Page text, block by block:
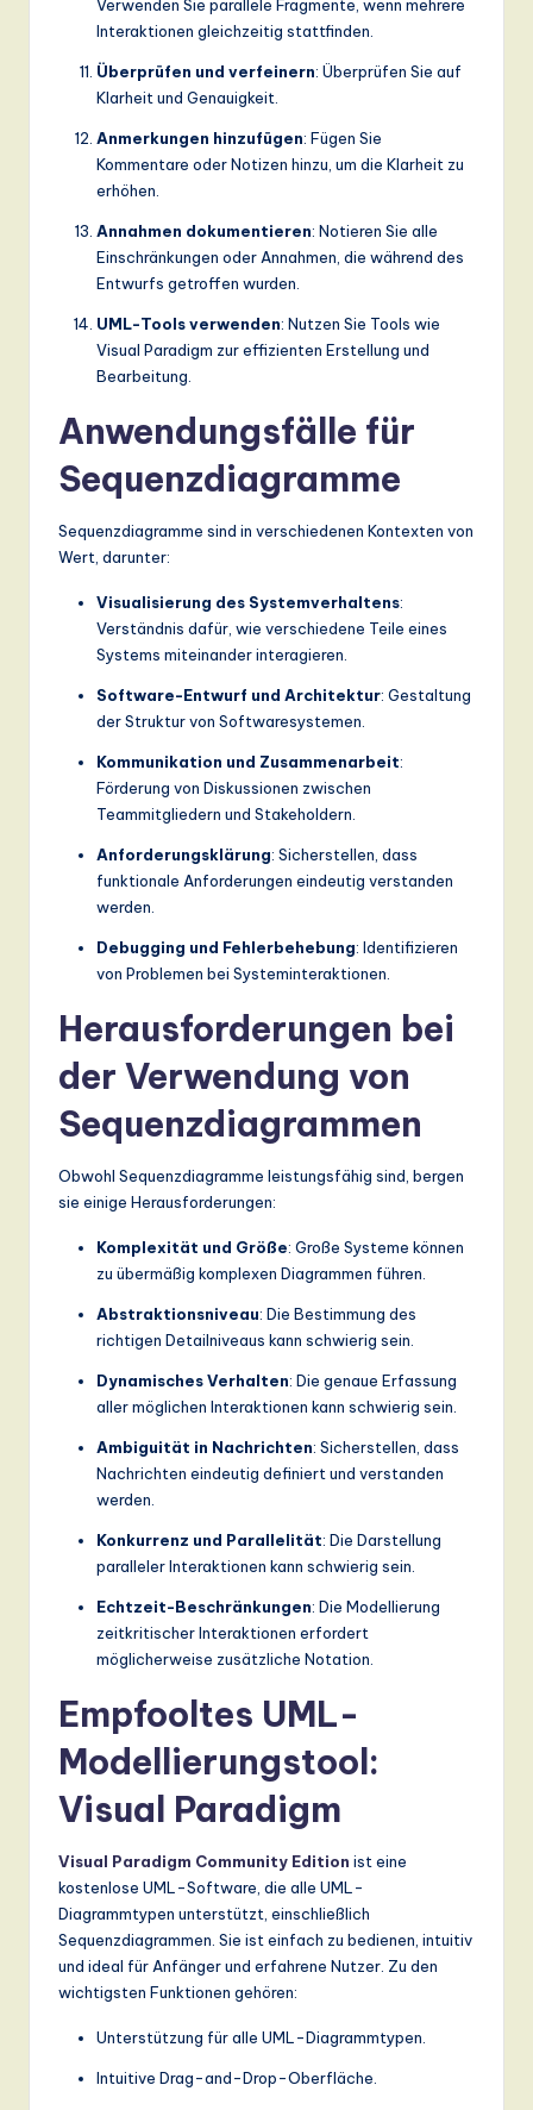
Verwenden Sie parallele Fragmente, wenn mehrere
Interaktionen gleichzeitig stattfinden.
Überprüfen und verfeinern: Überprüfen Sie auf
Klarheit und Genauigkeit.
Anmerkungen hinzufügen: Fügen Sie
Kommentare oder Notizen hinzu, um die Klarheit zu
erhöhen.
Annahmen dokumentieren: Notieren Sie alle
Einschränkungen oder Annahmen, die während des
Entwurfs getroffen wurden.
UML-Tools verwenden: Nutzen Sie Tools wie
Visual Paradigm zur effizienten Erstellung und
Bearbeitung.
Anwendungsfälle für
Sequenzdiagramme
Sequenzdiagramme sind in verschiedenen Kontexten von
Wert, darunter:
Visualisierung des Systemverhaltens:
Verständnis dafür, wie verschiedene Teile eines
Systems miteinander interagieren.
Software-Entwurf und Architektur: Gestaltung
der Struktur von Softwaresystemen.
Kommunikation und Zusammenarbeit:
Förderung von Diskussionen zwischen
Teammitgliedern und Stakeholdern.
Anforderungsklärung: Sicherstellen, dass
funktionale Anforderungen eindeutig verstanden
werden.
Debugging und Fehlerbehebung: Identifizieren
von Problemen bei Systeminteraktionen.
Herausforderungen bei
der Verwendung von
Sequenzdiagrammen
Obwohl Sequenzdiagramme leistungsfähig sind, bergen
sie einige Herausforderungen:
Komplexität und Größe: Große Systeme können
zu übermäßig komplexen Diagrammen führen.
Abstraktionsniveau: Die Bestimmung des
richtigen Detailniveaus kann schwierig sein.
Dynamisches Verhalten: Die genaue Erfassung
aller möglichen Interaktionen kann schwierig sein.
Ambiguität in Nachrichten: Sicherstellen, dass
Nachrichten eindeutig definiert und verstanden
werden.
Konkurrenz und Parallelität: Die Darstellung
paralleler Interaktionen kann schwierig sein.
Echtzeit-Beschränkungen: Die Modellierung
zeitkritischer Interaktionen erfordert
möglicherweise zusätzliche Notation.
Empfooltes UML-
Modellierungstool:
Visual Paradigm
Visual Paradigm Community Edition ist eine
kostenlose UML-Software, die alle UML-
Diagrammtypen unterstützt, einschließlich
Sequenzdiagrammen. Sie ist einfach zu bedienen, intuitiv
und ideal für Anfänger und erfahrene Nutzer. Zu den
wichtigsten Funktionen gehören:
Unterstützung für alle UML-Diagrammtypen.
Intuitive Drag-and-Drop-Oberfläche.